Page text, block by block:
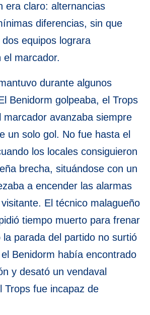
era claro: alternancias
diferencias, sin que
equipos lograra
el marcador.
durante algunos
Benidorm golpeaba, el Trops
marcador avanzaba siempre
un solo gol. No fue hasta el
los locales consiguieron
brecha, situándose con un
a encender las alarmas
El técnico malagueño
tiempo muerto para frenar
la parada del partido no surtió
Benidorm había encontrado
y desató un vendaval
Trops fue incapaz de